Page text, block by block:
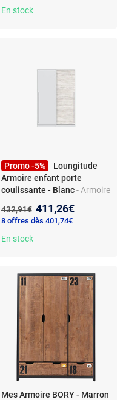
style moderne
En stock
Promo -5%
Loungitude
Armoire enfant porte
coulissante - Blanc - Armoire
coulissantes - miroir -
penderie - étagères - bois
Ancien prix :
432,91€ Nouveau prix :
411,26€
8 offres dès 401,74€
En stock
Mes Armoire BORY - Marron